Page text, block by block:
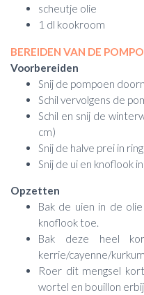
scheutje olie
1 dl kookroom
BEREIDEN VAN DE
Voorbereiden
Snij de pompoen
Schil vervolgens de
Schil en snij de
cm)
Snij de halve prei in
Snij de ui en knoflook
Opzetten
Bak de uien in de
knoflook toe.
Bak deze heel
kerrie/cayenne/
Roer dit mengsel
wortel en bouillon